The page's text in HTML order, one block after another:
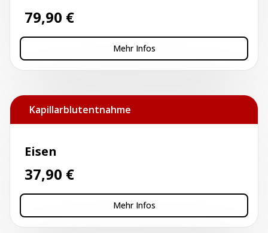
79,90 €
Mehr Infos
Kapillarblutentnahme
Eisen
37,90 €
Mehr Infos